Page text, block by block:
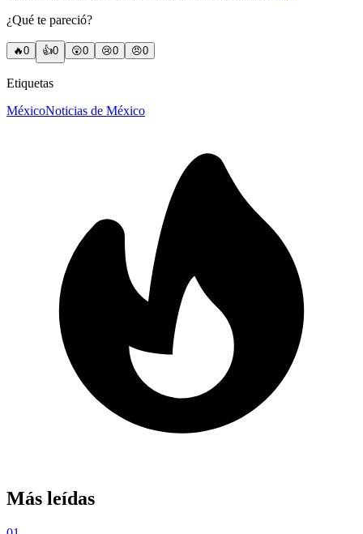
¿Qué te pareció?
🔥0 👍0 😲0 😢0 😠0
Etiquetas
MéxicoNoticias de México
Más leídas